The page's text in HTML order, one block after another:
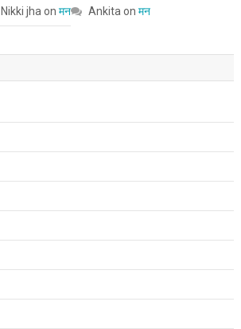
Nikki jha on मन Ankita on मन